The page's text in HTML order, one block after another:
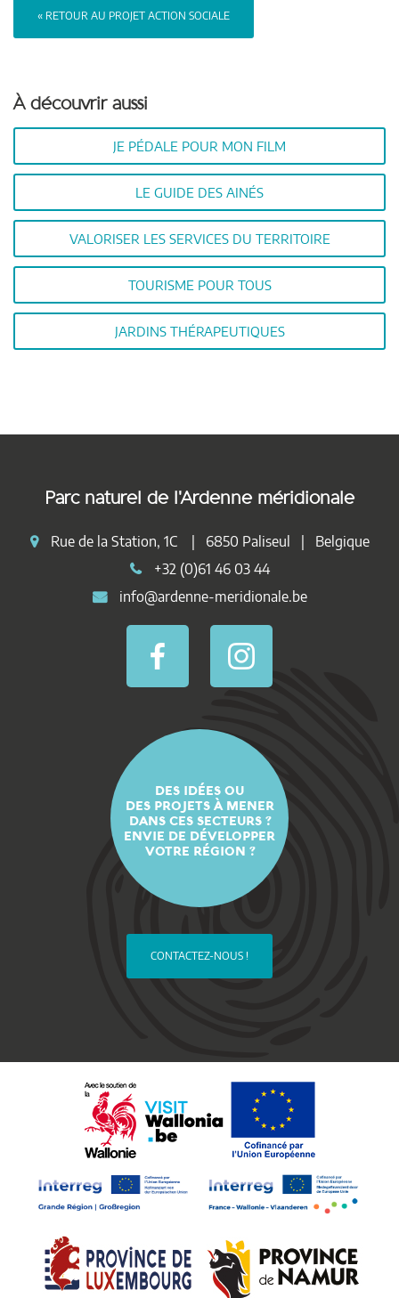
« RETOUR AU PROJET ACTION SOCIALE
À découvrir aussi
JE PÉDALE POUR MON FILM
LE GUIDE DES AINÉS
VALORISER LES SERVICES DU TERRITOIRE
TOURISME POUR TOUS
JARDINS THÉRAPEUTIQUES
Parc naturel de l'Ardenne méridionale
Rue de la Station, 1C | 6850 Paliseul | Belgique
+32 (0)61 46 03 44
info@ardenne-meridionale.be
DES IDÉES OU
DES PROJETS À MENER
DANS CES SECTEURS ?
ENVIE DE DÉVELOPPER
VOTRE RÉGION ?
CONTACTEZ-NOUS !